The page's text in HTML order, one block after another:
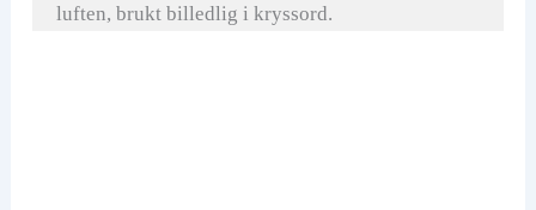
luften, brukt billedlig i kryssord.